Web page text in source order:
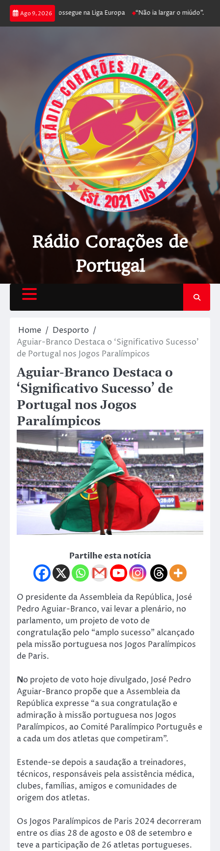
Ago 9, 2026
joga poker e prossegue na Liga Europa “Não ia largar o miúdo”.
Rádio Corações de
Portugal
Home
Desporto
Aguiar-Branco Destaca o ‘Significativo Sucesso’
de Portugal nos Jogos Paralímpicos
Aguiar-Branco Destaca o
‘Significativo Sucesso’ de
Portugal nos Jogos
Paralímpicos
Partilhe esta notícia
O presidente da Assembleia da República, José
Pedro Aguiar-Branco, vai levar a plenário, no
parlamento, um projeto de voto de
congratulação pelo “amplo sucesso” alcançado
pela missão portuguesa nos Jogos Paralímpicos
de Paris.
No projeto de voto hoje divulgado, José Pedro
Aguiar-Branco propõe que a Assembleia da
República expresse “a sua congratulação e
admiração à missão portuguesa nos Jogos
Paralímpicos, ao Comité Paralímpico Português e
a cada um dos atletas que competiram”.
Estende-se depois a saudação a treinadores,
técnicos, responsáveis pela assistência médica,
clubes, famílias, amigos e comunidades de
origem dos atletas.
Os Jogos Paralímpicos de Paris 2024 decorreram
entre os dias 28 de agosto e 08 de setembro e
teve a participação de 26 atletas portugueses.